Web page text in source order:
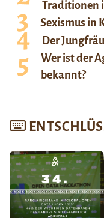
Traditionen
Sexismus in
Der
Wer ist der
bekannt?